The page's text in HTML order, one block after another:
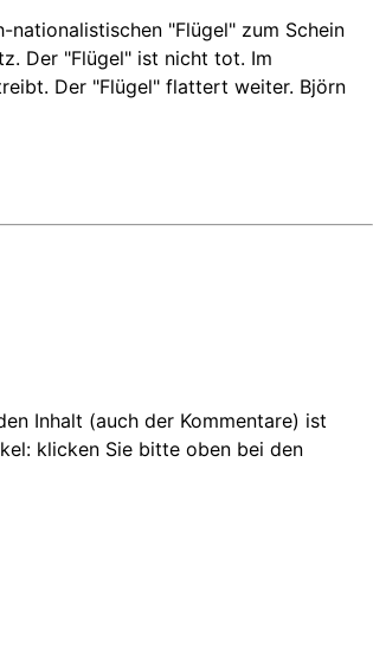
"Flügel" zum Schein
Der "Flügel" ist nicht tot. Im
Der "Flügel" flattert weiter. Björn
Inhalt (auch der Kommentare) ist
klicken Sie bitte oben bei den